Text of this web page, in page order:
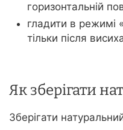
горизонтальній
гладити в режимі
тільки після
Як зберігати
Зберігати